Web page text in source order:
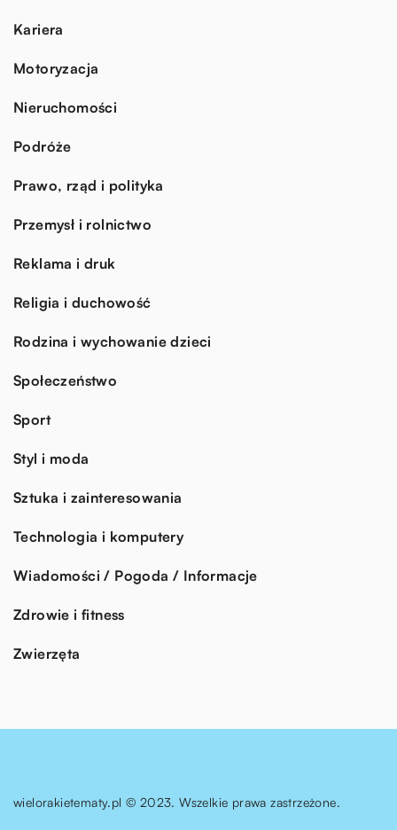
Kariera
Motoryzacja
Nieruchomości
Podróże
Prawo, rząd i polityka
Przemysł i rolnictwo
Reklama i druk
Religia i duchowość
Rodzina i wychowanie dzieci
Społeczeństwo
Sport
Styl i moda
Sztuka i zainteresowania
Technologia i komputery
Wiadomości / Pogoda / Informacje
Zdrowie i fitness
Zwierzęta
wielorakietematy.pl © 2023. Wszelkie prawa zastrzeżone.